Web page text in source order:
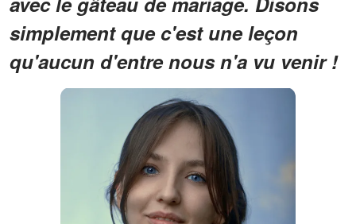
simplement que c'est une leçon
qu'aucun d'entre nous n'a vu venir !